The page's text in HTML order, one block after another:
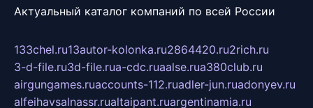
Актуальный каталог компаний по всей России
133chel.ru13autor-kolonka.ru2864420.ru2rich.ru
3-d-file.ru3d-file.rua-cdc.ruaalse.rua380club.ru
airgungames.ruaccounts-112.ruadler-jun.ruadonyev.ru
alfeihavsalnassr.rualtaipant.ruargentinamia.ru